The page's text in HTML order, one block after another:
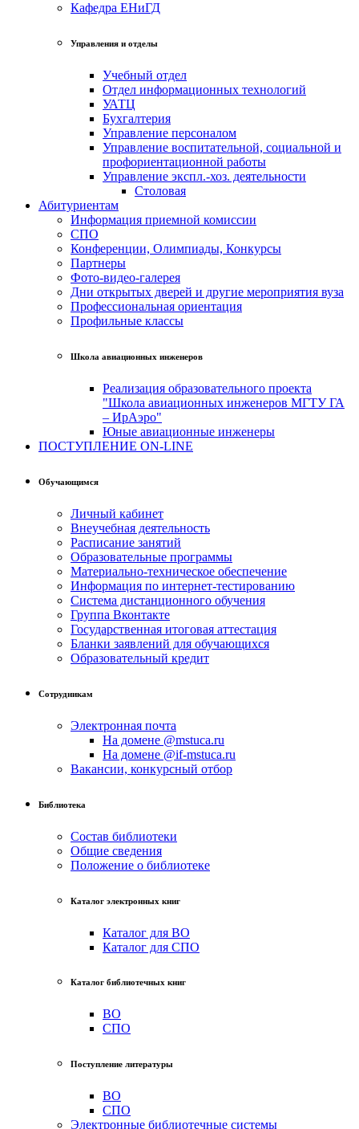
Кафедра ЕНиГД
Управления и отделы
Учебный отдел
Отдел информационных технологий
УАТЦ
Бухгалтерия
Управление персоналом
Управление воспитательной, социальной и
профориентационной работы
Управление экспл.-хоз. деятельности
Столовая
Абитуриентам
Информация приемной комиссии
СПО
Конференции, Олимпиады, Конкурсы
Партнеры
Фото-видео-галерея
Дни открытых дверей и другие мероприятия вуза
Профессиональная ориентация
Профильные классы
Школа авиационных инженеров
Реализация образовательного проекта
"Школа авиационных инженеров МГТУ ГА
– ИрАэро"
Юные авиационные инженеры
ПОСТУПЛЕНИЕ ON-LINE
Обучающимся
Личный кабинет
Внеучебная деятельность
Расписание занятий
Образовательные программы
Материально-техническое обеспечение
Информация по интернет-тестированию
Система дистанционного обучения
Группа Вконтакте
Государственная итоговая аттестация
Бланки заявлений для обучающихся
Образовательный кредит
Сотрудникам
Электронная почта
На домене @mstuca.ru
На домене @if-mstuca.ru
Вакансии, конкурсный отбор
Библиотека
Состав библиотеки
Общие сведения
Положение о библиотеке
Каталог электронных книг
Каталог для ВО
Каталог для СПО
Каталог библиотечных книг
ВО
СПО
Поступление литературы
ВО
СПО
Электронные библиотечные системы